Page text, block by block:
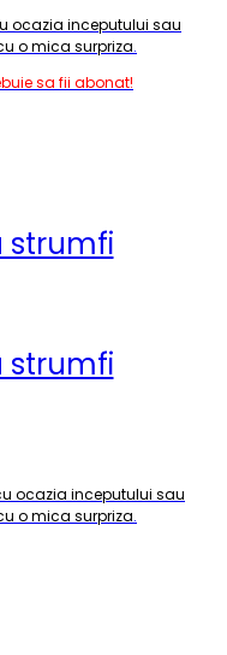
ocazia inceputului sau
o mica surpriza.
sa fii abonat!
strumfi
strumfi
ocazia inceputului sau
o mica surpriza.